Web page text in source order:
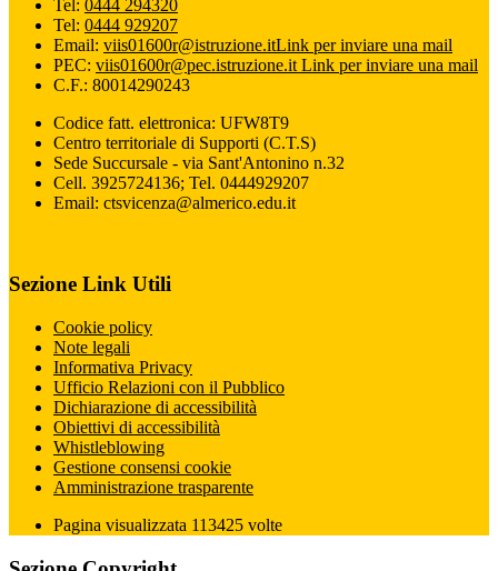
Tel: 0444 294320
Tel: 0444 929207
Email: viis01600r@istruzione.itLink per inviare una mail
PEC: viis01600r@pec.istruzione.it Link per inviare una mail
C.F.: 80014290243
Codice fatt. elettronica: UFW8T9
Centro territoriale di Supporti (C.T.S)
Sede Succursale - via Sant'Antonino n.32
Cell. 3925724136; Tel. 0444929207
Email: ctsvicenza@almerico.edu.it
Sezione Link Utili
Cookie policy
Note legali
Informativa Privacy
Ufficio Relazioni con il Pubblico
Dichiarazione di accessibilità
Obiettivi di accessibilità
Whistleblowing
Gestione consensi cookie
Amministrazione trasparente
Pagina visualizzata 113425 volte